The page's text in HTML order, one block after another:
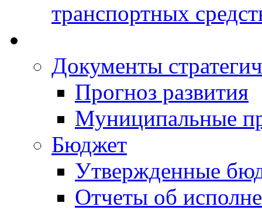
транспортных
Документы
Прогноз развития
Муниципальные
Бюджет
Утвержденные
Отчеты об